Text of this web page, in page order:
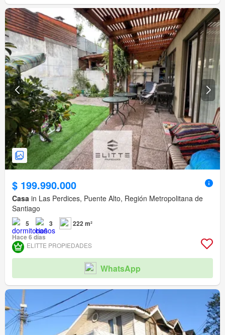
$ 199.990.000
Casa in Las Perdices, Puente Alto, Región Metropolitana de
Santiago
5 3
222 m²
Hace 6 días
ELITTE PROPIEDADES
WhatsApp